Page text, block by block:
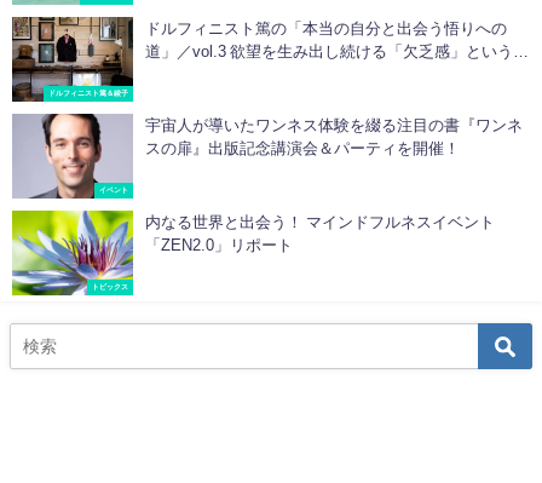
ドルフィニスト篤＆綾子
ドルフィニスト篤の「本当の自分と出会う悟りへの
道」／vol.3 欲望を生み出し続ける「欠乏感」という錯
イベント
宇宙人が導いたワンネス体験を綴る注目の書『ワンネ
スの扉』出版記念講演会＆パーティを開催！
トピックス
内なる世界と出会う！ マインドフルネスイベント
「ZEN2.0」リポート